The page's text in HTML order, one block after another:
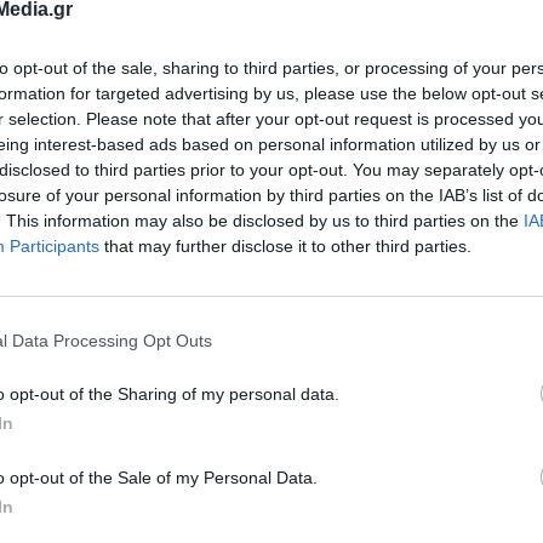
opt-out of the sale, sharing to third parties, or processing of your
for targeted advertising by us, please use the below opt-out
selection. Please note that after your opt-out request is processed
interest-based ads based on personal information utilized by us
to third parties prior to your opt-out. You may separately
of your personal information by third parties on the IAB’s list of
This information may also be disclosed by us to third parties on the
Participants that may further disclose it to other third parties.
Data Processing Opt Outs
opt-out of the Sharing of my personal data.
opt-out of the Sale of my Personal Data.
αθλητών ιστιοπλοΐας από το
ένα σημαντικό βήμα εξωστρέφειας για τον
ευκαιρία ενίσχυσης των σχέσεων
το Τσινγκτάο, με το οποίο είμαστε
από το 2019.
δύο πόλεων δεν περιορίζεται σε τυπικό
μέσα από ουσιαστικές συνεργασίες και κοινές
αθλητισμού, πολιτισμού, ανταλλαγών
τη σύνδεση των δύο λαών και